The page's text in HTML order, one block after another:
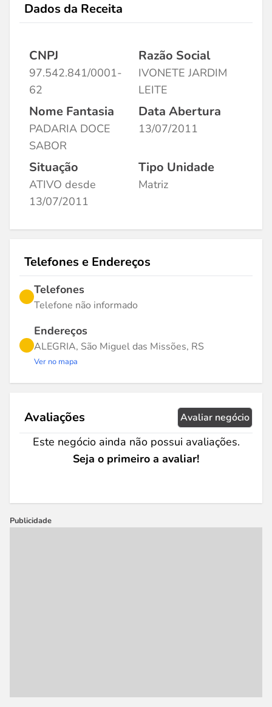
Dados da Receita
CNPJ
97.542.841/0001-
62
Razão Social
IVONETE JARDIM
LEITE
Nome Fantasia
PADARIA DOCE
SABOR
Data Abertura
13/07/2011
Situação
ATIVO desde
13/07/2011
Tipo Unidade
Matriz
Telefones e Endereços
Telefones
Telefone não informado
Endereços
ALEGRIA, São Miguel das Missões, RS
Ver no mapa
Avaliações Avaliar negócio
Este negócio ainda não possui avaliações.
Seja o primeiro a avaliar!
Publicidade